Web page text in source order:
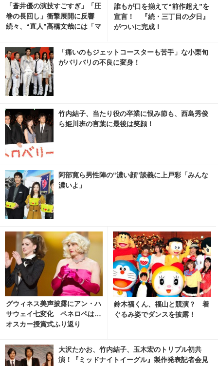
「蒼井優の演技すごすぎ」「圧
巻の長回し」衝撃展開に反響
続々、“直人”高橋文哉には「マ
ャツが乾くまで」5話
誰もが口を揃えて“前作超え”を
宣言！ 『続・三丁目の夕日』
がついに完成！
「痛いのもジェットコースターも苦手」な小栗旬
がバリバリの不良に変身！
竹内結子、当たり役の卒業に恨み節も、西島秀俊
ら姫川班の言葉に最後は笑顔！
阿部寛ら男性陣の“濃い顔”談義に上戸彩「みんな
濃いよ」
グウィネス美声披露にアン・ハ
サウェイ七変化 ペネロペは…
オスカー授賞式ふり返り
鈴木福くん、福山と競演？ 着
ぐるみ姿でダンスを披露！
大沢たかお、竹内結子、玉木宏のトリプル初共
演！『ミッドナイトイーグル』製作発表記者会見